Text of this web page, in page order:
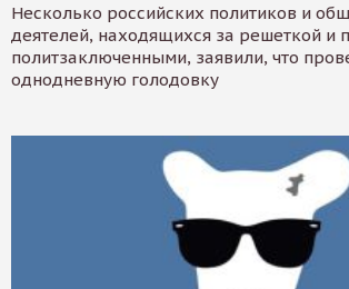
Несколько российских политиков и
деятелей, находящихся за решеткой и
политзаключенными, заявили, что
однодневную голодовку